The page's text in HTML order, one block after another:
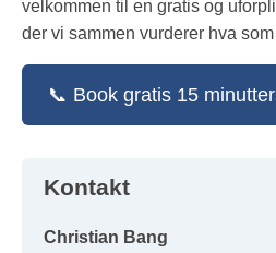
velkommen til en gratis og
der vi sammen vurderer hva
📞 Book gratis 15
Kontakt
Christian Bang